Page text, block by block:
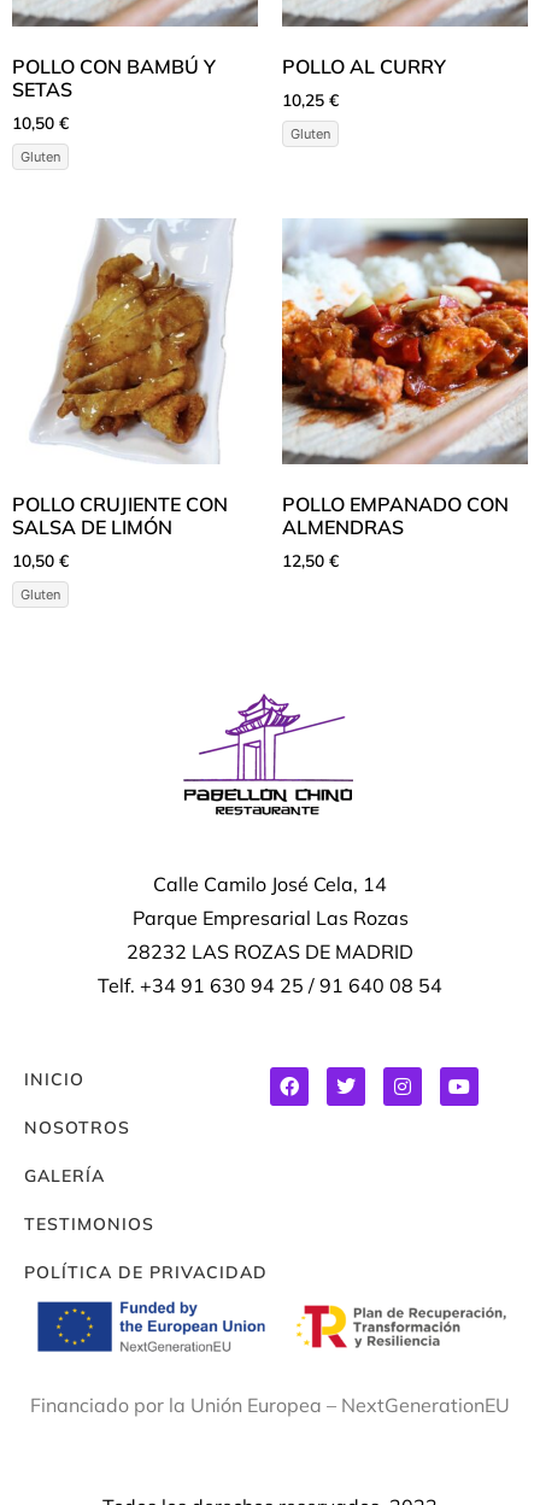
POLLO CON BAMBÚ Y
SETAS
10,50 €
Gluten
POLLO AL CURRY
10,25 €
Gluten
POLLO CRUJIENTE CON
SALSA DE LIMÓN
10,50 €
Gluten
POLLO EMPANADO CON
ALMENDRAS
12,50 €
Calle Camilo José Cela, 14
Parque Empresarial Las Rozas
28232 LAS ROZAS DE MADRID
Telf. +34 91 630 94 25 / 91 640 08 54
INICIO
NOSOTROS
GALERÍA
TESTIMONIOS
POLÍTICA DE PRIVACIDAD
Financiado por la Unión Europea – NextGenerationEU